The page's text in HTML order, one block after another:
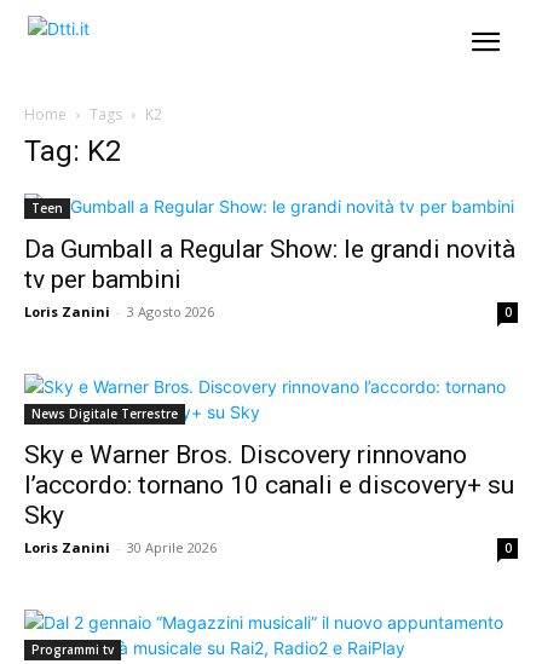
Home Tags K2
Tag: K2
Teen
Da Gumball a Regular Show: le grandi novità
tv per bambini
Loris Zanini - 3 Agosto 2026 0
News Digitale Terrestre
Sky e Warner Bros. Discovery rinnovano
l’accordo: tornano 10 canali e discovery+ su
Sky
Loris Zanini - 30 Aprile 2026 0
Programmi tv